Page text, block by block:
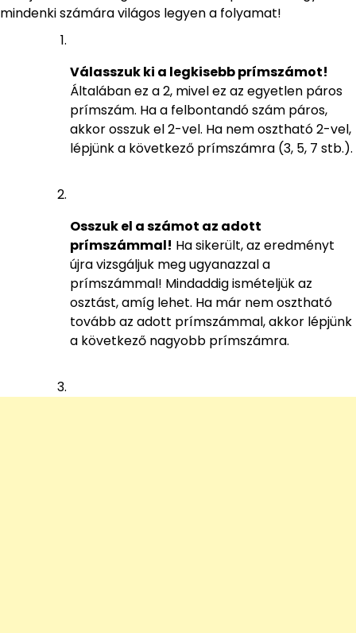
mindenki számára világos legyen a folyamat!
Válasszuk ki a legkisebb prímszámot!
Általában ez a 2, mivel ez az egyetlen páros
prímszám. Ha a felbontandó szám páros,
akkor osszuk el 2-vel. Ha nem osztható 2-vel,
lépjünk a következő prímszámra (3, 5, 7 stb.).
Osszuk el a számot az adott
prímszámmal! Ha sikerült, az eredményt
újra vizsgáljuk meg ugyanazzal a
prímszámmal! Mindaddig ismételjük az
osztást, amíg lehet. Ha már nem osztható
tovább az adott prímszámmal, akkor lépjünk
a következő nagyobb prímszámra.